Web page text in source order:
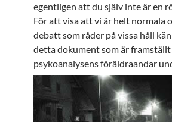
egentligen att du själv inte är en
För att visa att vi är helt normala
debatt som råder på vissa håll
detta dokument som är
psykoanalysens föräldraandar